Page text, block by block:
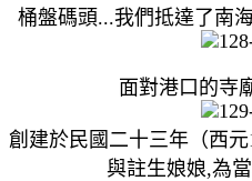
桶盤碼頭...我們抵達了南
面對港口的寺
創建於民國二十三年（西
與註生娘娘,為